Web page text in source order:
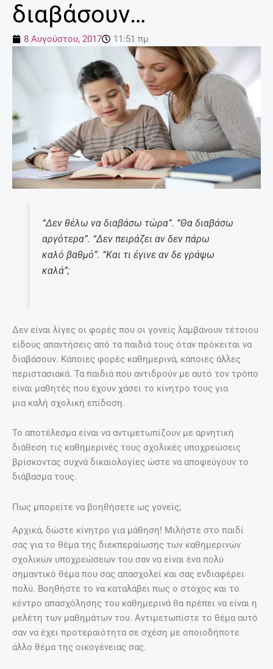
διαβάσουν…
8 Αυγούστου, 2017 11:51 πμ
“Δεν θέλω να διαβάσω τώρα”. “Θα διαβάσω
αργότερα”. “Δεν πειράζει αν δεν πάρω
καλό βαθμό”. “Και τι έγινε αν δε γράψω
καλά”;
Δεν είναι λίγες οι φορές που οι γονείς λαμβάνουν τέτοιου
είδους απαντήσεις από τα παιδιά τους όταν πρόκειται να
διαβάσουν. Κάποιες φορές καθημερινά, κάποιες άλλες
περιστασιακά. Τα παιδιά που αντιδρούν με αυτό τον τρόπο
είναι μαθητές που έχουν χάσει το κίνητρο τους για
μια καλή σχολική επίδοση.
Το αποτέλεσμα είναι να αντιμετωπίζουν με αρνητική
διάθεση τις καθημερινές τους σχολικές υποχρεώσεις
βρίσκοντας συχνά δικαιολογίες ώστε να αποφεύγουν το
διάβασμα τους.
Πως μπορείτε να βοηθήσετε ως γονείς;
Αρχικά, δώστε κίνητρο για μάθηση! Μιλήστε στο παιδί
σας για το θέμα της διεκπεραίωσης των καθημερινών
σχολικών υποχρεώσεων του σαν να είναι ένα πολύ
σημαντικό θέμα που σας απασχολεί και σας ενδιαφέρει
πολύ. Βοηθήστε το να καταλάβει πως ο στόχος και το
κέντρο απασχόλησης του καθημερινά θα πρέπει να είναι η
μελέτη των μαθημάτων του. Αντιμετωπίστε το θέμα αυτό
σαν να έχει προτεραιότητα σε σχέση με οποιοδήποτε
άλλο θέμα της οικογένειας σας.